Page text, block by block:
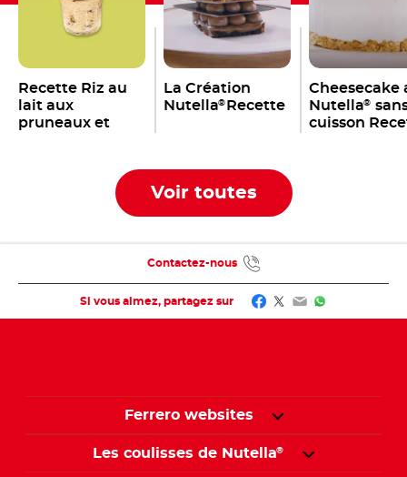
Recette Riz au
lait aux
pruneaux et
La Création
Nutella® Recette
Cheesecake
Nutella®
cuisson
Voir toutes
Si vous aimez, partagez sur Facebook
Twitter
EmailWhatsApp
Contactez-nous
Ferrero websites
Les coulisses de Nutella®